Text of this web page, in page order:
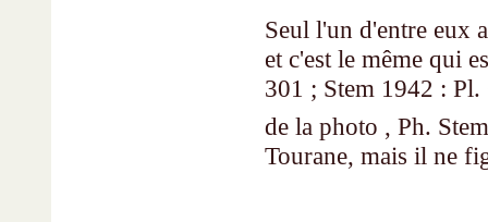
Seul l'un d'entre eux
et c'est le même qui
301 ; Stem 1942 :
de la photo , Ph.
Tourane, mais il ne